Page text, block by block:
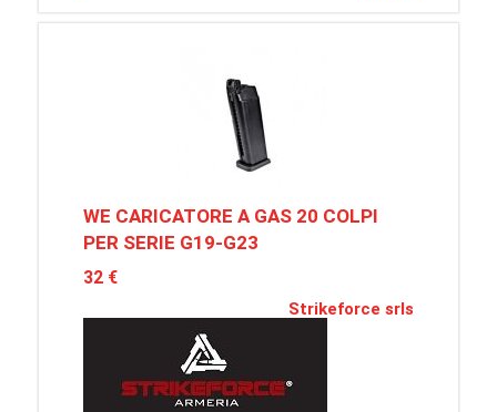
WE CARICATORE A GAS 20 COLPI
PER SERIE G19-G23
32 €
Strikeforce srls